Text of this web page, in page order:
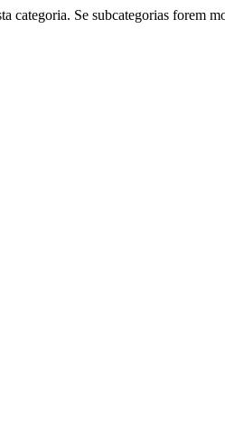
categoria. Se subcategorias forem